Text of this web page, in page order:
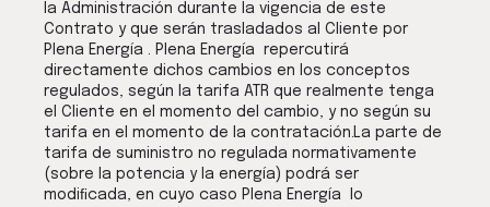
la Administración durante la vigencia de este
Contrato y que serán trasladados al Cliente por
Plena Energía . Plena Energía repercutirá
directamente dichos cambios en los conceptos
regulados, según la tarifa ATR que realmente tenga
el Cliente en el momento del cambio, y no según su
tarifa en el momento de la contratación.La parte de
tarifa de suministro no regulada normativamente
(sobre la potencia y la energía) podrá ser
modiﬁcada, en cuyo caso Plena Energía lo